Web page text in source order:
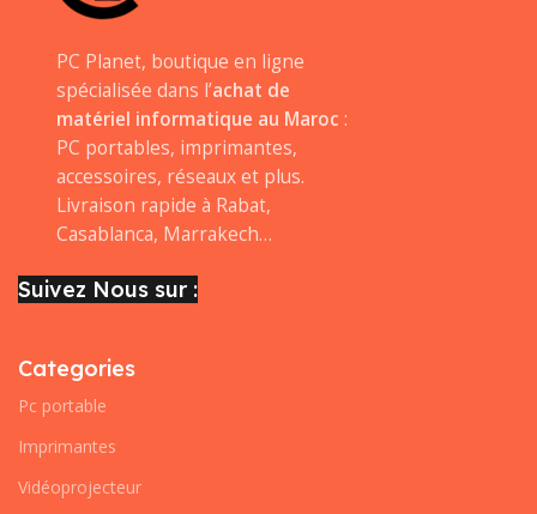
PC Planet, boutique en ligne
spécialisée dans l’achat de
matériel informatique au Maroc :
PC portables, imprimantes,
accessoires, réseaux et plus.
Livraison rapide à Rabat,
Casablanca, Marrakech…
Suivez Nous sur :
Categories
Pc portable
Imprimantes
Vidéoprojecteur